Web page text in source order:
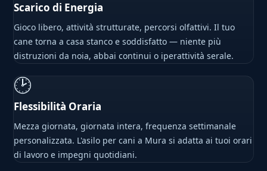
Scarico di Energia
Gioco libero, attività strutturate, percorsi olfattivi. Il tuo
cane torna a casa stanco e soddisfatto — niente più
distruzioni da noia, abbai continui o iperattività serale.
🕑
Flessibilità Oraria
Mezza giornata, giornata intera, frequenza settimanale
personalizzata. L'asilo per cani a Mura si adatta ai tuoi orari
di lavoro e impegni quotidiani.